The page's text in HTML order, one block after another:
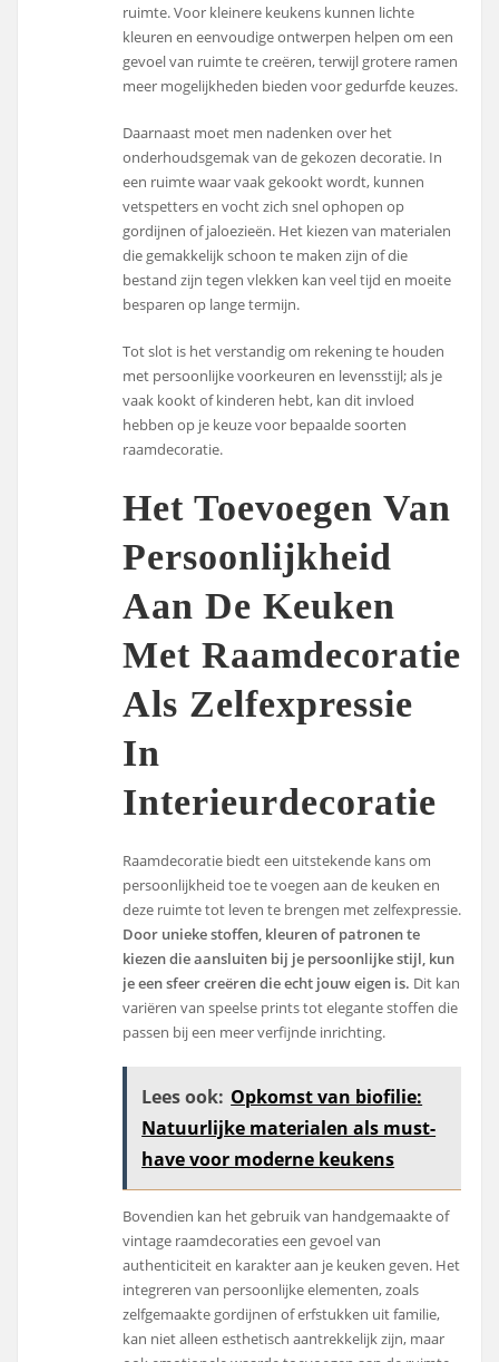
ruimte. Voor kleinere keukens kunnen lichte
kleuren en eenvoudige ontwerpen helpen om een
gevoel van ruimte te creëren, terwijl grotere ramen
meer mogelijkheden bieden voor gedurfde keuzes.
Daarnaast moet men nadenken over het
onderhoudsgemak van de gekozen decoratie. In
een ruimte waar vaak gekookt wordt, kunnen
vetspetters en vocht zich snel ophopen op
gordijnen of jaloezieën. Het kiezen van materialen
die gemakkelijk schoon te maken zijn of die
bestand zijn tegen vlekken kan veel tijd en moeite
besparen op lange termijn.
Tot slot is het verstandig om rekening te houden
met persoonlijke voorkeuren en levensstijl; als je
vaak kookt of kinderen hebt, kan dit invloed
hebben op je keuze voor bepaalde soorten
raamdecoratie.
Het Toevoegen Van
Persoonlijkheid
Aan De Keuken
Met Raamdecoratie
Als Zelfexpressie
In
Interieurdecoratie
Raamdecoratie biedt een uitstekende kans om
persoonlijkheid toe te voegen aan de keuken en
deze ruimte tot leven te brengen met zelfexpressie.
Door unieke stoffen, kleuren of patronen te
kiezen die aansluiten bij je persoonlijke stijl, kun
je een sfeer creëren die echt jouw eigen is. Dit kan
variëren van speelse prints tot elegante stoffen die
passen bij een meer verfijnde inrichting.
Lees ook: Opkomst van biofilie:
Natuurlijke materialen als must-
have voor moderne keukens
Bovendien kan het gebruik van handgemaakte of
vintage raamdecoraties een gevoel van
authenticiteit en karakter aan je keuken geven. Het
integreren van persoonlijke elementen, zoals
zelfgemaakte gordijnen of erfstukken uit familie,
kan niet alleen esthetisch aantrekkelijk zijn, maar